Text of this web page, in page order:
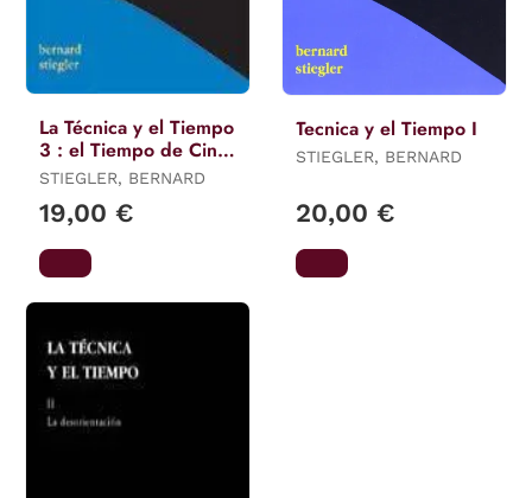
La Técnica y el Tiempo
3 : el Tiempo de Cine
y la Cuestión del
STIEGLER, BERNARD
19,00 €
Tecnica y el Tiempo I
STIEGLER, BERNARD
20,00 €